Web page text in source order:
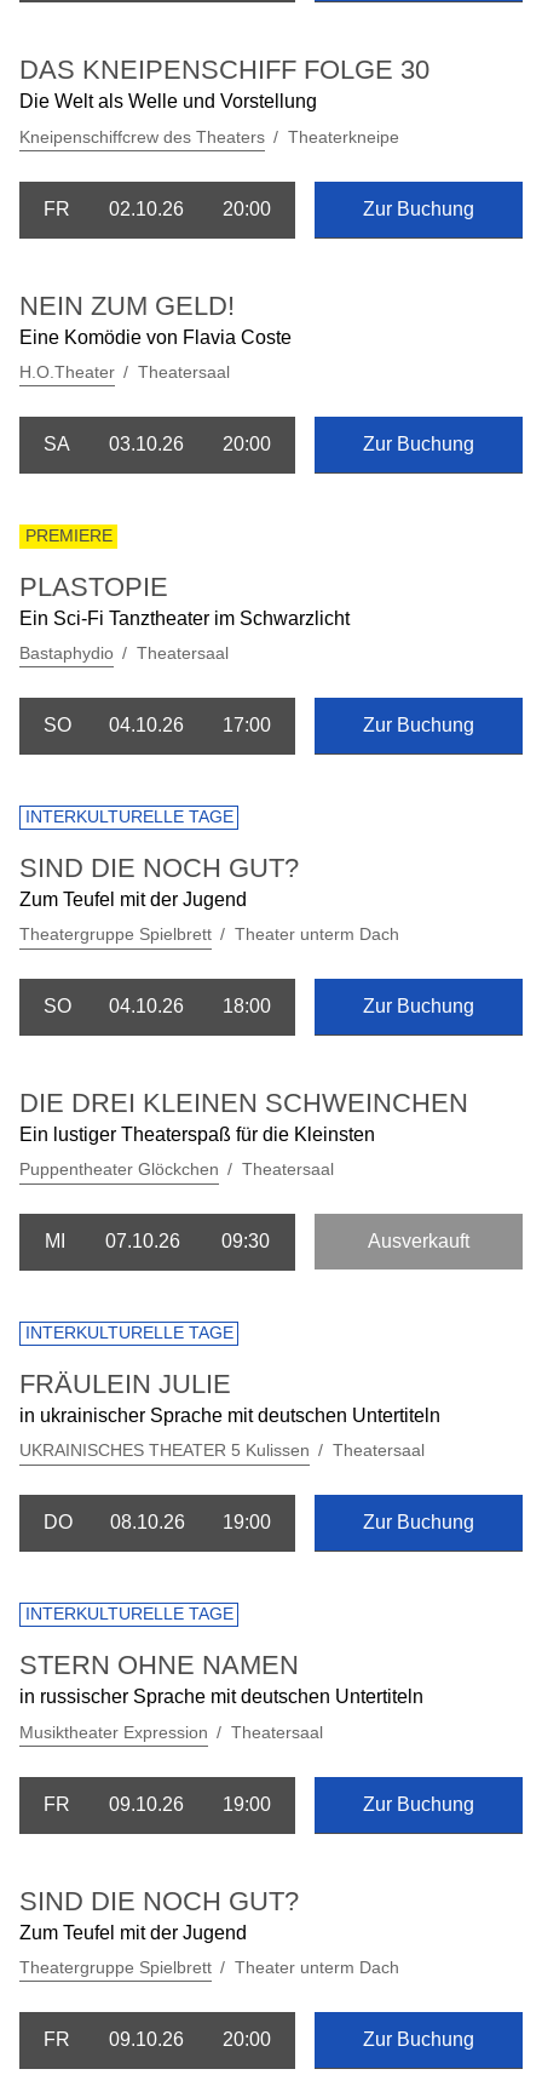
FR 02.10.26 20:00
Kneipenschiffcrew des Theaters Theaterkneipe
DAS KNEIPENSCHIFF FOLGE 30
Die Welt als Welle und Vorstellung
Zur Buchung
SA 03.10.26 20:00
H.O.Theater Theatersaal
NEIN ZUM GELD!
Eine Komödie von Flavia Coste
Zur Buchung
PREMIERE
SO 04.10.26 17:00
Bastaphydio Theatersaal
PLASTOPIE
Ein Sci-Fi Tanztheater im Schwarzlicht
Zur Buchung
INTERKULTURELLE TAGE
SO 04.10.26 18:00
Theatergruppe Spielbrett Theater unterm Dach
SIND DIE NOCH GUT?
Zum Teufel mit der Jugend
Zur Buchung
MI 07.10.26 09:30
Puppentheater Glöckchen Theatersaal
DIE DREI KLEINEN SCHWEINCHEN
Ein lustiger Theaterspaß für die Kleinsten
Ausverkauft
INTERKULTURELLE TAGE
DO 08.10.26 19:00
UKRAINISCHES THEATER 5 Kulissen Theatersaal
FRÄULEIN JULIE
in ukrainischer Sprache mit deutschen Untertiteln
Zur Buchung
INTERKULTURELLE TAGE
FR 09.10.26 19:00
Musiktheater Expression Theatersaal
STERN OHNE NAMEN
in russischer Sprache mit deutschen Untertiteln
Zur Buchung
FR 09.10.26 20:00
Theatergruppe Spielbrett Theater unterm Dach
SIND DIE NOCH GUT?
Zum Teufel mit der Jugend
Zur Buchung